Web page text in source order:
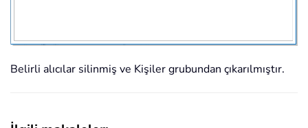
Belirli alıcılar silinmiş ve Kişiler grubundan çıkarılmıştır.